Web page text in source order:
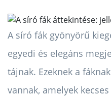
A síró fák gyönyörű
egyedi és elegáns
tájnak. Ezeknek a
vannak, amelyek